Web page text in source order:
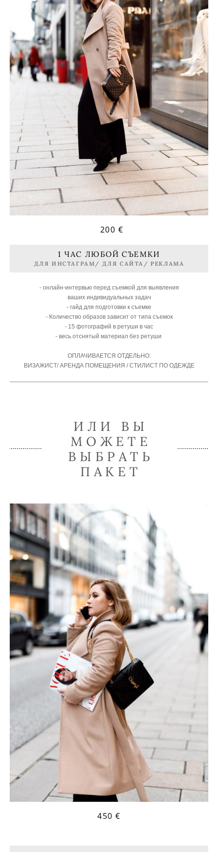
200 €
1 ЧАС ЛЮБОЙ СЪЕМКИ
ДЛЯ ИНСТАГРАМ/ ДЛЯ САЙТА/ РЕКЛАМА
- онлайн-интервью перед съемкой для выявления
ваших индивидуальных задач
- гайд для подготовки к съемке
- Количество образов зависит от типа съемок
- 15 фотографий в ретуши в час
- весь отснятый материал без ретуши
ОПЛАЧИВАЕТСЯ ОТДЕЛЬНО:
ВИЗАЖИСТ/ АРЕНДА ПОМЕЩЕНИЯ / СТИЛИСТ ПО ОДЕЖДЕ
ИЛИ ВЫ
МОЖЕТЕ
ВЫБРАТЬ
ПАКЕТ
450 €